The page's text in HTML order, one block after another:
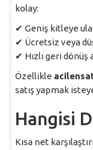
kolay:
✔ Geniş kitleye
✔ Ücretsiz veya
✔ Hızlı geri dönüş
Özellikle
satış yapmak
Hangisi
Kısa net